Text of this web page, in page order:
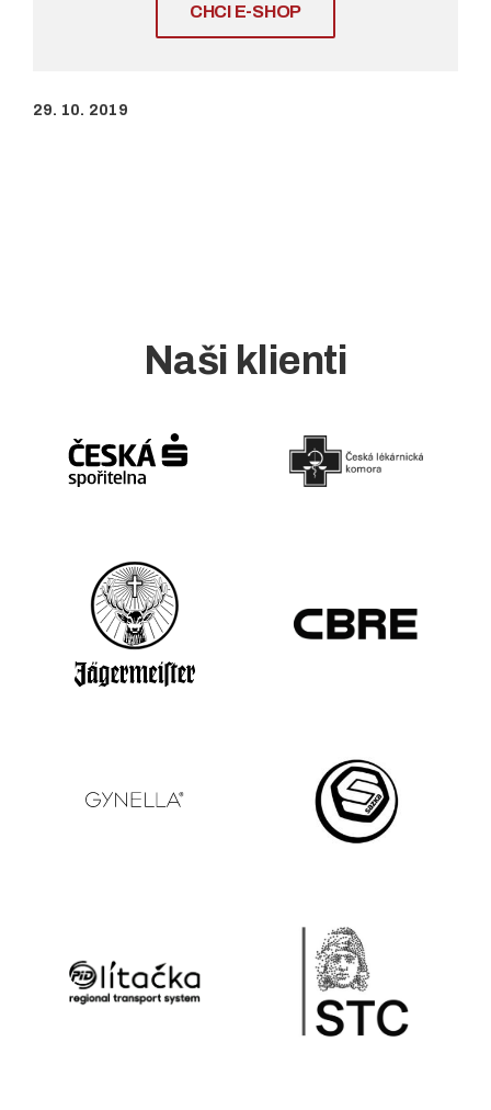
CHCI E-SHOP
29. 10. 2019
Naši klienti